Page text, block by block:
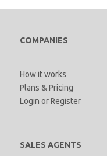
COMPANIES
How it works
Plans & Pricing
Login orRegister
SALES AGENTS